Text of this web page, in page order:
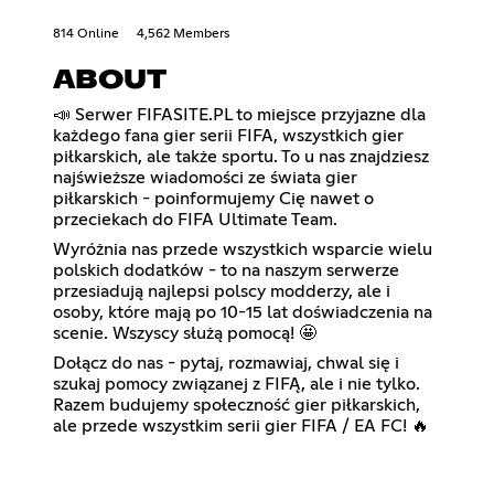
814 Online 4,562 Members
ABOUT
📣 Serwer FIFASITE.PL to miejsce przyjazne dla
każdego fana gier serii FIFA, wszystkich gier
piłkarskich, ale także sportu. To u nas znajdziesz
najświeższe wiadomości ze świata gier
piłkarskich - poinformujemy Cię nawet o
przeciekach do FIFA Ultimate Team.
Wyróżnia nas przede wszystkich wsparcie wielu
polskich dodatków - to na naszym serwerze
przesiadują najlepsi polscy modderzy, ale i
osoby, które mają po 10-15 lat doświadczenia na
scenie. Wszyscy służą pomocą! 🤩
Dołącz do nas - pytaj, rozmawiaj, chwal się i
szukaj pomocy związanej z FIFĄ, ale i nie tylko.
Razem budujemy społeczność gier piłkarskich,
ale przede wszystkim serii gier FIFA / EA FC! 🔥